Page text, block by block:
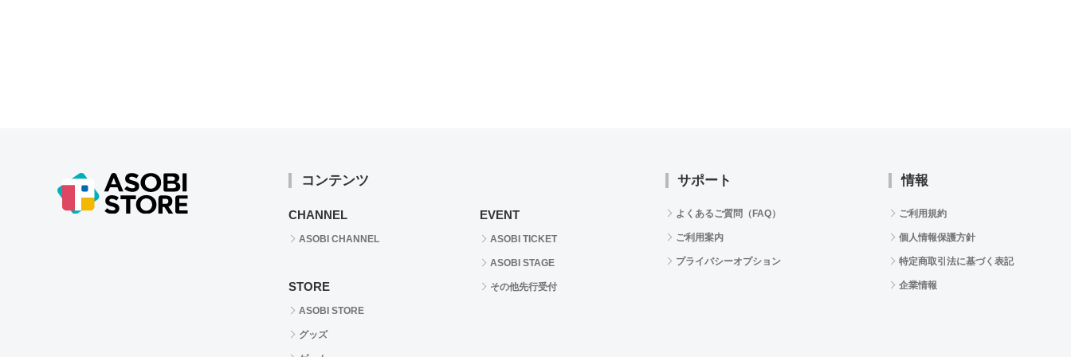
コンテンツ
CHANNEL
ASOBI CHANNEL
STORE
ASOBI STORE
グッズ
EVENT
ASOBI TICKET
ASOBI STAGE
その他先行受付
サポート
よくあるご質問（FAQ）
ご利用案内
プライバシーオプション
情報
ご利用規約
個人情報保護方針
特定商取引法に基づく表記
企業情報